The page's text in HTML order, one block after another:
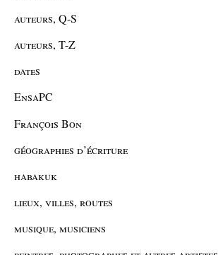
auteurs, Q-S
auteurs, T-Z
dates
EnsaPC
François Bon
géographies d’écriture
habakuk
lieux, villes, routes
musique, musiciens